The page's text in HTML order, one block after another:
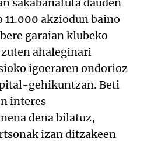
sakabanatuta dauden
akziodun baino
garaian klubeko
ahaleginari
igoeraren ondorioz
gehikuntzan. Beti
interes
dena bilatuz,
izan ditzakeen